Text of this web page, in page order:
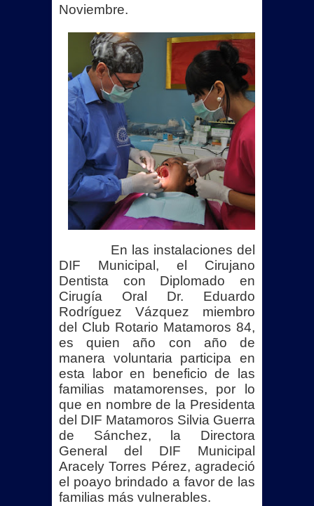
Beto Granados acompaña graduación
del Jardín de Niños “Profesora y
Licenciada Ada H. Siller Flores”
INAUGURA BETO GRANADOS SERIE
NACIONAL DE LIGAS PEQUEÑAS EN
MATAMOROS
Beto Granados da banderazo a
nuevas obras de pavimentación en la
colonia La Estrella
GRUPO VOLUNTARIO GUERREROS
AMBULANCIAS AGRADECE A BETO
GRANADOS POR ATENDER Y DAR
RESPUESTA FAVORABLE A SUS
PETICIONES
CBTIS 135 prevé publicar resultados
del examen de admisión el 10 de julio
Reforzarán retiro de vehículos
Noviembre.
En las instalaciones del
DIF Municipal, el
Cirujano
Dentista con Diplomado en
Cirugía Oral Dr. Eduardo
Rodríguez Vázquez miembro
del Club Rotario Matamoros 84,
es quien año con año de
manera voluntaria participa en
esta labor en beneficio de las
familias matamorenses, por lo
que en nombre de la Presidenta
del DIF Matamoros Silvia Guerra
de Sánchez, la Directora
General del DIF Municipal
Aracely Torres Pérez, agradeció
el poayo brindado a favor de las
familias más vulnerables.